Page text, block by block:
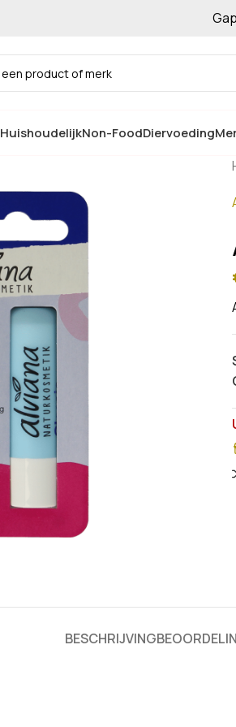
Gratis afhalen in de winkel
HuishoudelijkNon-FoodDiervoeding
BESCHRIJVING